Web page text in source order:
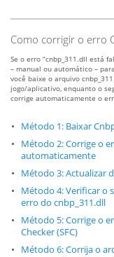
Como corrigir o erro
Se o erro “cnbp_311.dll está
– manual ou automático –
você baixe o arquivo
jogo/aplicativo, enquanto o
corrige automaticamente o
Método 1: Baixar
Método 2: Corrige o
automaticamente
Método 3: Actualizar
Método 4: Verificar o
erro do cnbp_311.dll
Método 5: Corrige o
Checker (SFC)
Método 6: Corrija o